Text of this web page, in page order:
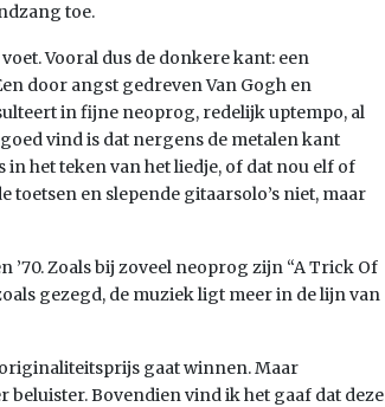
toe.
Vooral dus de donkere kant: een
door angst gedreven Van Gogh en
in fijne neoprog, redelijk uptempo, al
vind is dat nergens de metalen kant
in het teken van het liedje, of dat nou elf of
en slepende gitaarsolo’s niet, maar
’70. Zoals bij zoveel neoprog zijn “A Trick Of
gezegd, de muziek ligt meer in de lijn van
gaat winnen. Maar
beluister. Bovendien vind ik het gaaf dat deze